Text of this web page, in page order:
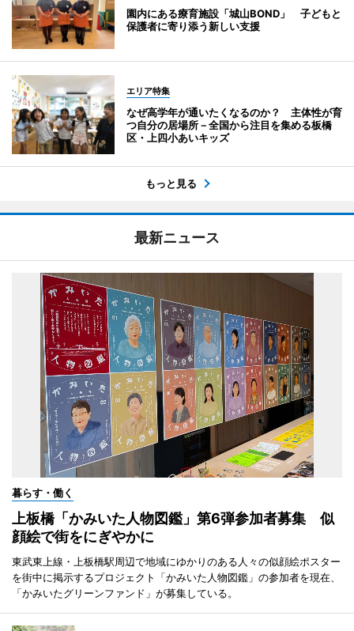
園内にある療育施設「城山BOND」 子どもと
保護者に寄り添う新しい支援
エリア特集
なぜ高学年が通いたくなるのか？ 主体性が育
つ自分の居場所－全国から注目を集める板橋
区・上四小あいキッズ
もっと見る
最新ニュース
暮らす・働く
上板橋「かみいた人物図鑑」第6弾参加者募集 似
顔絵で街をにぎやかに
東武東上線・上板橋駅周辺で地域にゆかりのある人々の似顔絵ポスター
を街中に掲示するプロジェクト「かみいた人物図鑑」の参加者を現在、
「かみいたグリーンファンド」が募集している。